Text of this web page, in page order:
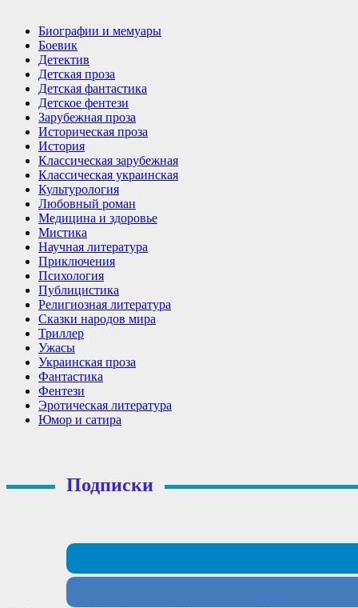
Биографии и мемуары
Боевик
Детектив
Детская проза
Детская фантастика
Детское фентези
Зарубежная проза
Историческая проза
История
Классическая зарубежная
Классическая украинская
Культурология
Любовный роман
Медицина и здоровье
Мистика
Научная литература
Приключения
Психология
Публицистика
Религиозная литература
Сказки народов мира
Триллер
Ужасы
Украинская проза
Фантастика
Фентези
Эротическая литература
Юмор и сатира
Подписки